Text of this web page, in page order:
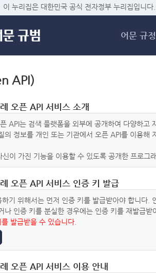
메
이 누리집은 대한민국 공식 전자정부 누리집입니다.
어문 규정
API)
오픈 API 서비스 소개
API는 검색 플랫폼을 외부에 공개하여 다양하
의 정보를 개인 또는 기관에서 오픈 API를 이용해
이 가진 기능을 이용할 수 있도록 공개한 프로그
오픈 API 서비스 인증 키 발급
하기 위해서는 먼저 인증 키를 발급받아야 합니다
나 인증 키를 분실한 경우에는 인증 키를 재발급받
발급받을 수 있습니다.
오픈 API 서비스 이용 안내